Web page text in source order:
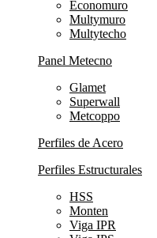
Economuro
Multymuro
Multytecho
Panel Metecno
Glamet
Superwall
Metcoppo
Perfiles de Acero
Perfiles Estructurales
HSS
Monten
Viga IPR